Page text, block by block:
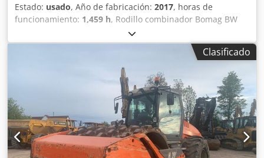
Estado: usado, Año de fabricación: 2017, horas de
funcionamiento: 1,459 h, Rodillo combinador Bomag BW
154 ACP-4i AM, año de fabricación: 2017, horas de
funcionamiento: solo 1459 horas, motor: Kubota [55,4
kW/75 CV], Asphalt Manager 2, cortador de asfalto a la
derecha, peso: 7400 kg, banda de rodadura lisa, buen
estado, listo para su uso inmediato. Si lo desea, le
ofreceremos una propuesta de arrendamiento o
financiación; el Sr. Mihm (tel. ) estará encantado de
ayudarle. Para obtener más información, visite nuestra
página web. Salvo errores y venta previa. Posibilidad de
alquiler. Cedpfozq Tzmox Abxerf = Más información =
Póngase en contacto con Tobias Ebert para obtener más
Clasificado